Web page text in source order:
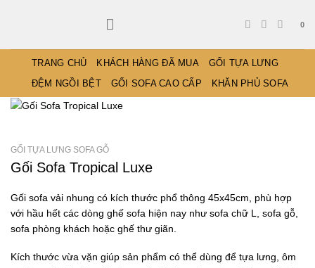
0
TRANG CHỦ KHÁCH HÀNG ĐÃ MUA
GỐI TỰA LƯNG
ĐỆM NGỒI BỆT
GỐI SOFA CAO CẤP KHĂN PHỦ SOFA
GỐI TỰA LƯNG SOFA GỖ
Gối Sofa Tropical Luxe
Gối sofa vải nhung có kích thước phổ thông 45x45cm, phù hợp
với hầu hết các dòng ghế sofa hiện nay như sofa chữ L, sofa gỗ,
sofa phòng khách hoặc ghế thư giãn.
Kích thước vừa vặn giúp sản phẩm có thể dùng để tựa lưng, ôm